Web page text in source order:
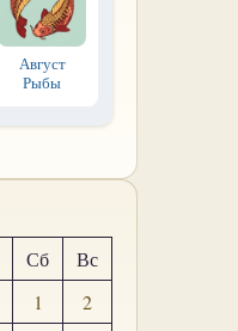
Август
Рыбы
Сб
Вс
1
2